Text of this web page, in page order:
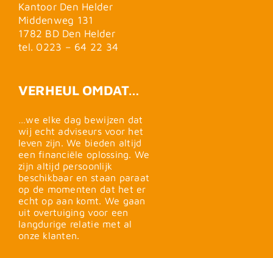
Kantoor Den Helder
Middenweg 131
1782 BD Den Helder
tel. 0223 – 64 22 34
VERHEUL OMDAT…
…we elke dag bewijzen dat
wij echt adviseurs voor het
leven zijn. We bieden altijd
een financiële oplossing. We
zijn altijd persoonlijk
beschikbaar en staan paraat
op de momenten dat het er
echt op aan komt. We gaan
uit overtuiging voor een
langdurige relatie met al
onze klanten.